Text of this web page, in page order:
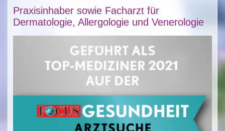
Praxisinhaber sowie Facharzt für
Dermatologie, Allergologie und Venerologie